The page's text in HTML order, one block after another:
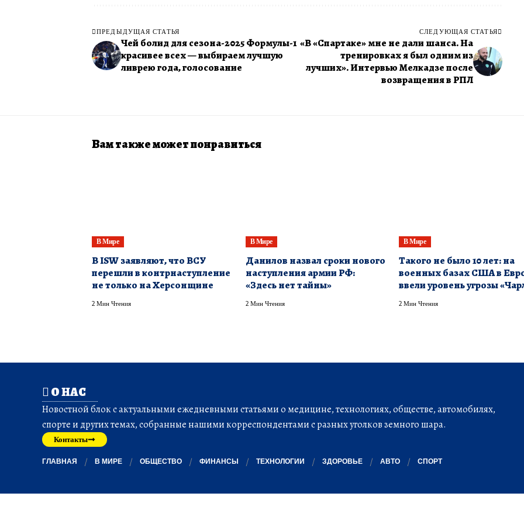
ПРЕДЫДУЩАЯ СТАТЬЯ
Чей болид для сезона-2025 Формулы-1
красивее всех — выбираем лучшую
ливрею года, голосование
СЛЕДУЮЩАЯ СТАТЬЯ
«В «Спартаке» мне не дали шанса. На
тренировках я был одним из
лучших». Интервью Мелкадзе после
возвращения в РПЛ
Вам также может понравиться
В Мире
​В ISW заявляют, что ВСУ
перешли в контрнаступление
не только на Херсонщине
2 Мин Чтения
В Мире
Данилов назвал сроки нового
наступления армии РФ:
«Здесь нет тайны»
2 Мин Чтения
В Мире
Такого не было 10 лет: на
военных базах США в
ввели уровень угрозы
2 Мин Чтения
О НАС
Новостной блок с актуальными ежедневными статьями о медицине, технологиях, обществе, автомобилях,
спорте и других темах, собранные нашими корреспондентами с разных уголков земного шара.
Контакты
ГЛАВНАЯ В МИРЕ ОБЩЕСТВО ФИНАНСЫ ТЕХНОЛОГИИ ЗДОРОВЬЕ АВТО СПОРТ